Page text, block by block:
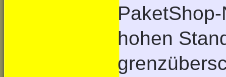
hohen